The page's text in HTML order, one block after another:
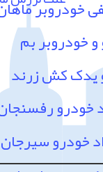
خودروبر
خودروبر بم
یدک کش زرند
خودرو سیرجان